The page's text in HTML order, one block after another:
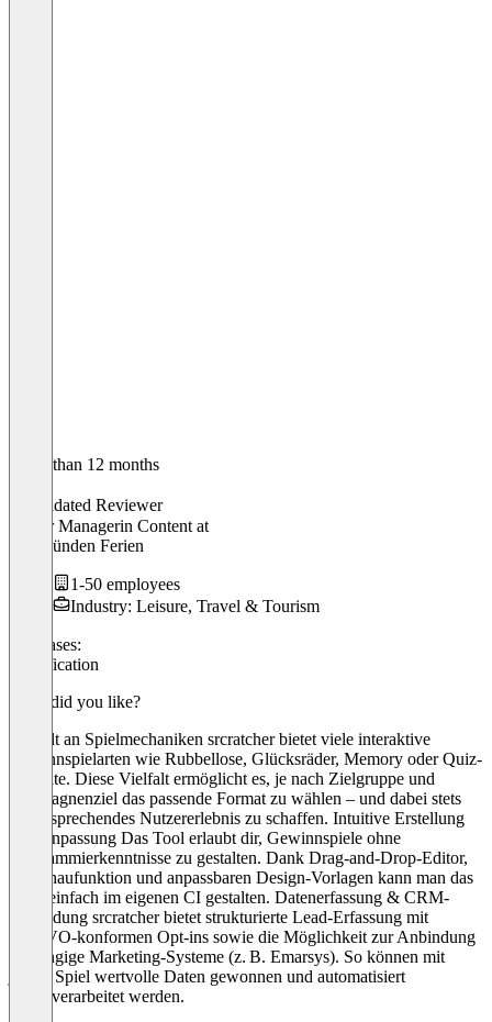
Older than 12 months
Validated Reviewer
Senior Managerin Content at
Graubünden Ferien
1-50 employees
Industry: Leisure, Travel & Tourism
Use cases:
Gamification
What did you like?
Vielfalt an Spielmechaniken srcratcher bietet viele interaktive
Gewinnspielarten wie Rubbellose, Glücksräder, Memory oder Quiz-
Formate. Diese Vielfalt ermöglicht es, je nach Zielgruppe und
Kampagnenziel das passende Format zu wählen – und dabei stets
ein ansprechendes Nutzererlebnis zu schaffen. Intuitive Erstellung
und Anpassung Das Tool erlaubt dir, Gewinnspiele ohne
Programmierkenntnisse zu gestalten. Dank Drag-and-Drop-Editor,
Vorschaufunktion und anpassbaren Design-Vorlagen kann man das
Spiel einfach im eigenen CI gestalten. Datenerfassung & CRM-
Anbindung srcratcher bietet strukturierte Lead-Erfassung mit
DSGVO-konformen Opt-ins sowie die Möglichkeit zur Anbindung
an gängige Marketing-Systeme (z. B. Emarsys). So können mit
jedem Spiel wertvolle Daten gewonnen und automatisiert
weiterverarbeitet werden.